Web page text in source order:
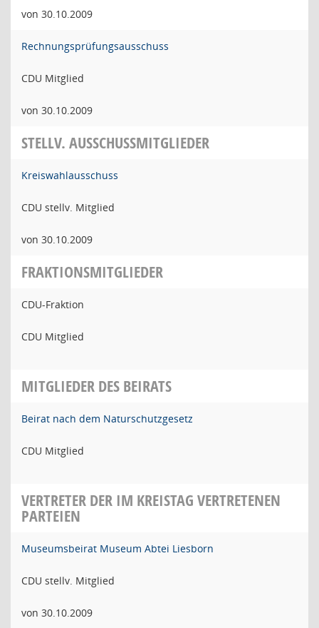
von 30.10.2009
Rechnungsprüfungsausschuss
CDU Mitglied
von 30.10.2009
STELLV. AUSSCHUSSMITGLIEDER
Kreiswahlausschuss
CDU stellv. Mitglied
von 30.10.2009
FRAKTIONSMITGLIEDER
CDU-Fraktion
CDU Mitglied
MITGLIEDER DES BEIRATS
Beirat nach dem Naturschutzgesetz
CDU Mitglied
VERTRETER DER IM KREISTAG VERTRETENEN
PARTEIEN
Museumsbeirat Museum Abtei Liesborn
CDU stellv. Mitglied
von 30.10.2009